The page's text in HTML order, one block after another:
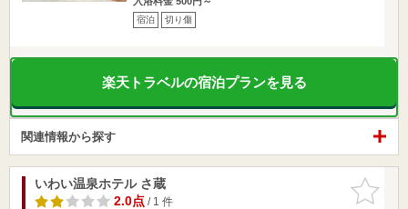
宿泊 切り傷
楽天トラベルの宿泊プランを見る
関連情報から探す
お気に入
りに追加
いわい温泉ホテル さ蔵
2.0点/ 1 件